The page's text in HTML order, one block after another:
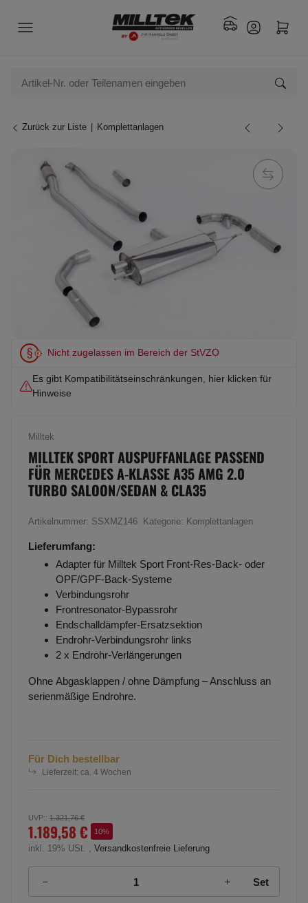
Zurück zur Liste Komplettanlagen
Nicht zugelassen im Bereich der StVZO
Es gibt Kompatibilitätseinschränkungen, hier klicken für
Hinweise
Milltek
MILLTEK SPORT AUSPUFFANLAGE PASSEND
FÜR MERCEDES A-KLASSE A35 AMG 2.0
TURBO SALOON/SEDAN & CLA35
Artikelnummer: SSXMZ146 Kategorie: Komplettanlagen
Lieferumfang:
Adapter für Milltek Sport Front-Res-Back- oder
OPF/GPF-Back-Systeme
Verbindungsrohr
Frontresonator-Bypassrohr
Endschalldämpfer-Ersatzsektion
Endrohr-Verbindungsrohr links
2 x Endrohr-Verlängerungen
Ohne Abgasklappen / ohne Dämpfung – Anschluss an
serienmäßige Endrohre.
Für Dich bestellbar
Lieferzeit: ca. 4 Wochen
UVP:: 1.321,76 €
1.189,58 € 10%
inkl. 19% USt. , Versandkostenfreie Lieferung
Set